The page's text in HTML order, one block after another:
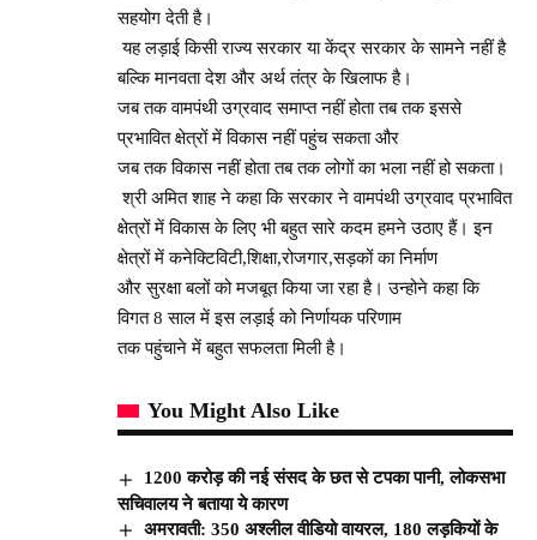
सहयोग देती है।
यह लड़ाई किसी राज्य सरकार या केंद्र सरकार के सामने नहीं है
बल्कि मानवता देश और अर्थ तंत्र के खिलाफ है।
जब तक वामपंथी उग्रवाद समाप्त नहीं होता तब तक इससे
प्रभावित क्षेत्रों में विकास नहीं पहुंच सकता और
जब तक विकास नहीं होता तब तक लोगों का भला नहीं हो सकता।
श्री अमित शाह ने कहा कि सरकार ने वामपंथी उग्रवाद प्रभावित
क्षेत्रों में विकास के लिए भी बहुत सारे कदम हमने उठाए हैं। इन
क्षेत्रों में कनेक्टिविटी,शिक्षा,रोजगार,सड़कों का निर्माण
और सुरक्षा बलों को मजबूत किया जा रहा है। उन्होने कहा कि
विगत 8 साल में इस लड़ाई को निर्णायक परिणाम
तक पहुंचाने में बहुत सफलता मिली है।
You Might Also Like
1200 करोड़ की नई संसद के छत से टपका पानी, लोकसभा
सचिवालय ने बताया ये कारण
अमरावती: 350 अश्लील वीडियो वायरल, 180 लड़कियों के